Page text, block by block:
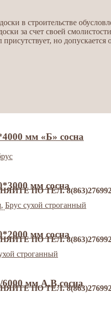
в строительстве
за счет своей
но
мм «Б» сосна
ПО ТЕЛ. 8(863)2769928
мм сосна
, Брус сухой строганный
ПО ТЕЛ. 8(863)2769928
мм сосна
строганный
ПО ТЕЛ. 8(863)2769928
6000 мм А,В,сосна